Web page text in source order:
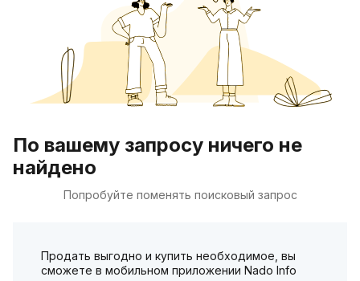
По вашему запросу ничего не
найдено
Попробуйте поменять поисковый запрос
Продать выгодно и купить необходимое, вы
сможете в мобильном приложении Nado Info